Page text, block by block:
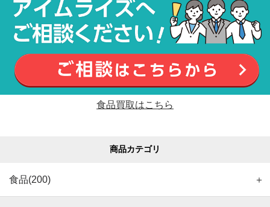
食品買取はこちら
商品カテゴリ
食品(200) ＋